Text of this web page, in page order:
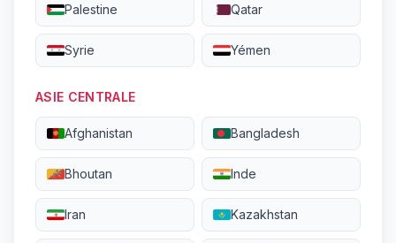
Palestine Qatar
Syrie Yémen
ASIE CENTRALE
Afghanistan Bangladesh
Bhoutan Inde
Iran Kazakhstan